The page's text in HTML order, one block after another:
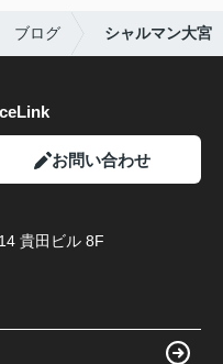
ブログ シャルマン大宮
お問い合わせ
貴田ビル 8F